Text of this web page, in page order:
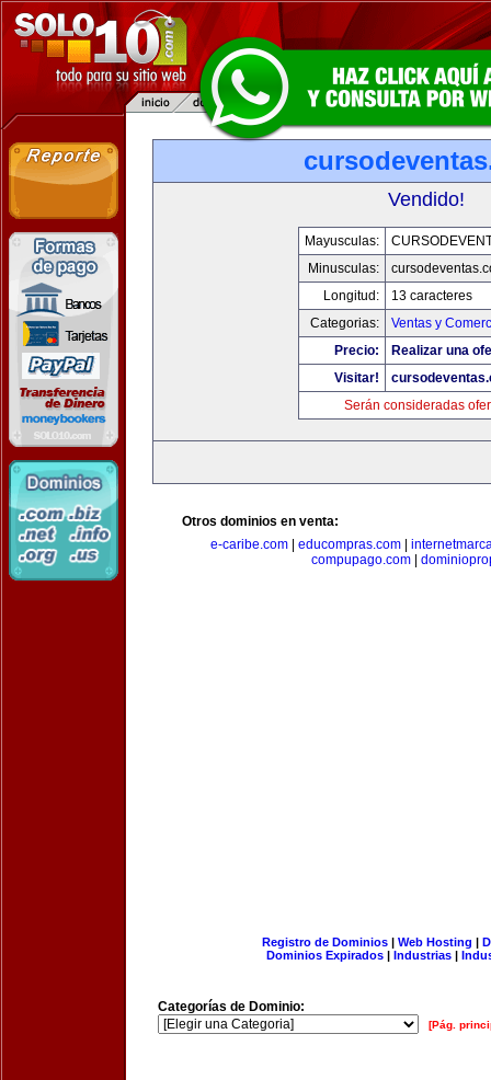
Vendido!
Mayusculas:
Minusculas:
Longitud:
13 caracteres
Categorias:
Ventas y
Precio:
Realizar una
Visitar!
Serán consideradas
Otros dominios en venta:
e-caribe.com| educompras.com|
compupago.com|
Registro de Dominios| Web Hosting |
Dominios Expirados | Industrias |
Categorías de Dominio:
[Pág.